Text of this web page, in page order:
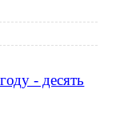
- десять